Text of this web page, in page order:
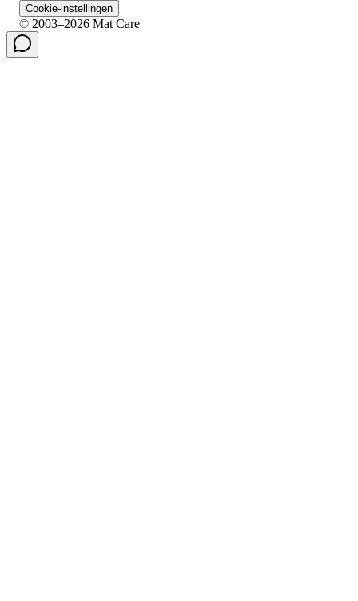
Cookie-instellingen
© 2003–2026 Mat Care